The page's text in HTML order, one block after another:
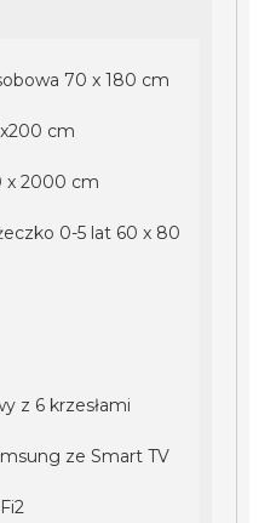
70 x 180 cm
cm
x 2000 cm
0-5 lat 60 x 80
z 6 krzesłami
ze Smart TV